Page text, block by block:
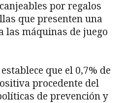
por regalos
que presenten una
las máquinas de juego
que el 0,7% de
procedente del
de prevención y